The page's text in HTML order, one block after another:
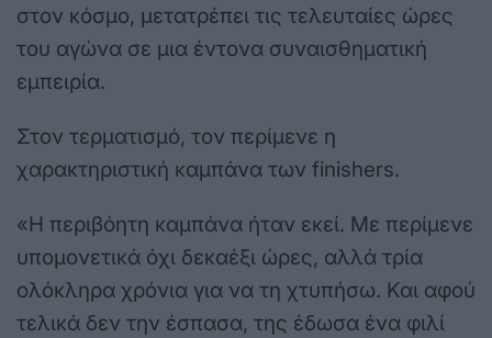
στον κόσμο, μετατρέπει τις τελευταίες ώρες
του αγώνα σε μια έντονα συναισθηματική
εμπειρία.
Στον τερματισμό, τον περίμενε η
χαρακτηριστική καμπάνα των finishers.
«Η περιβόητη καμπάνα ήταν εκεί. Με περίμενε
υπομονετικά όχι δεκαέξι ώρες, αλλά τρία
ολόκληρα χρόνια για να τη χτυπήσω. Και αφού
τελικά δεν την έσπασα, της έδωσα ένα φιλί